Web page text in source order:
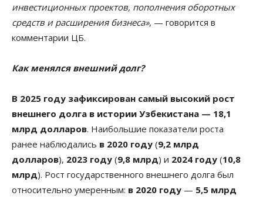
инвестиционных проектов, пополнения оборотных
средств и расширения бизнеса», — говорится в
комментарии ЦБ.
Как менялся внешний долг?
В 2025 году зафиксирован самый высокий рост
внешнего долга в истории Узбекистана — 18,1
млрд долларов. Наибольшие показатели роста
ранее наблюдались в 2020 году (9,2 млрд
долларов), 2023 году (9,8 млрд) и 2024 году (10,8
млрд). Рост государственного внешнего долга был
относительно умеренным: в 2020 году — 5,5 млрд